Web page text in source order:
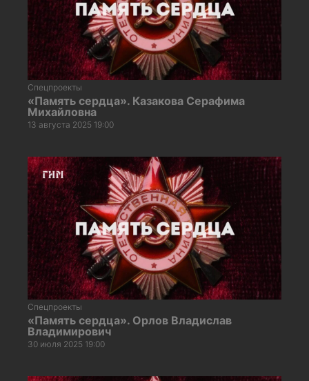
Спецпроекты
«Память сердца». Казакова Серафима
Михайловна
13 августа 2025 19:00
Спецпроекты
«Память сердца». Орлов Владислав
Владимирович
30 июля 2025 19:00